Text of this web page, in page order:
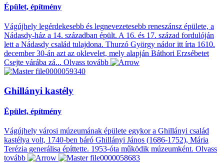
Épület, építmény
Vágújhely legérdekesebb és legnevezetesebb reneszánsz épülete, a
Nádasdy-ház a 14. században épült. A 16. és 17. század fordulóján
lett a Nádasdy család tulajdona. Thurzó György nádor itt írta 1610.
december 30-án azt az oklevelet, mely alapján Báthori Erzsébetet
Csejte várába zá... Olvass tovább
Ghillányi kastély
Épület, építmény
Vágújhely városi múzeumának épülete egykor a Ghillányi család
kastélya volt, 1740-ben báró Ghillányi János (1686-1752), Mária
Terézia generálisa építtette. 1953-óta működik múzeumként. Olvass
tovább